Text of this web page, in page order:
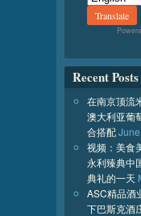
Recent Posts
在南京顶流
澳大利亚葡
合搭配
视频：美食
永利臻典中
典礼的一天
ASC精品酒
下巴斯克酒